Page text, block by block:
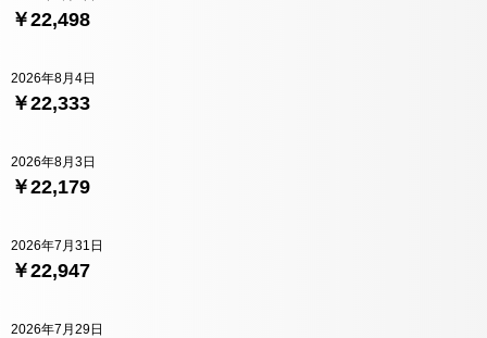
￥22,498
￥22,333
2026年8月4日
￥22,179
2026年8月3日
￥22,947
2026年7月31日
2026年7月29日